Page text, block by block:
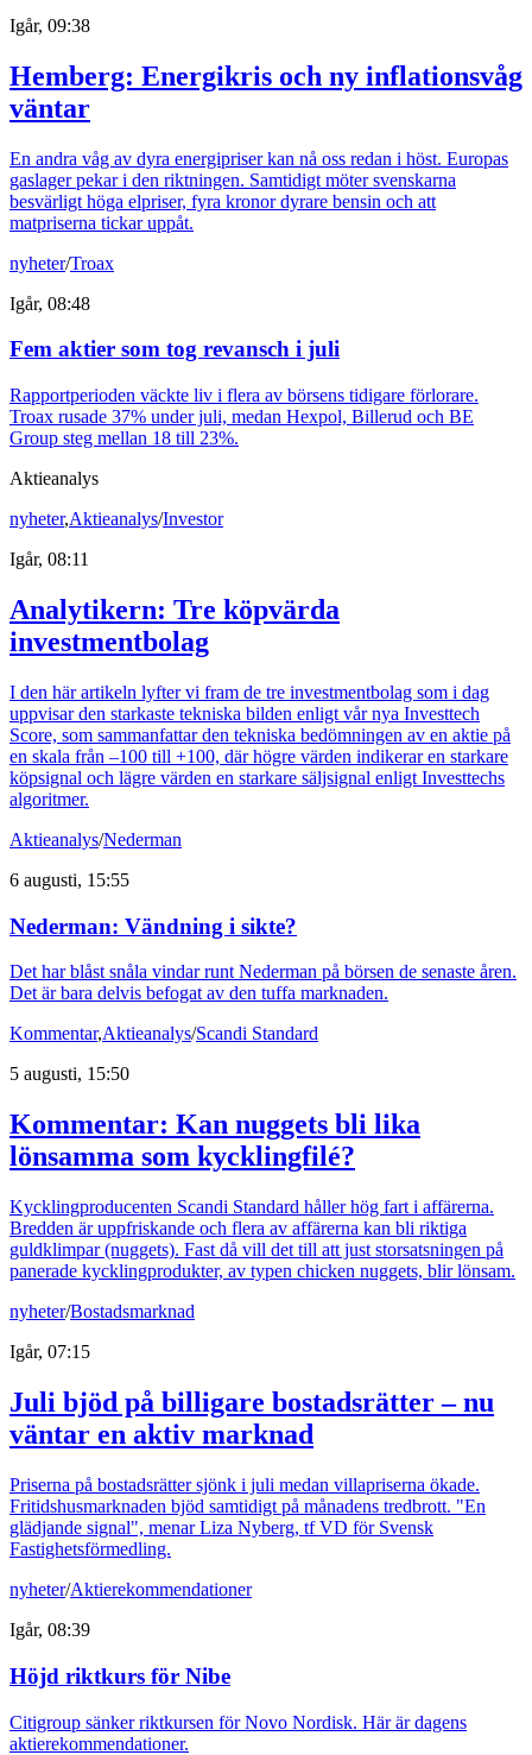
Igår, 09:38
Hemberg: Energikris och ny inflationsvåg
väntar
En andra våg av dyra energipriser kan nå oss redan i höst. Europas
gaslager pekar i den riktningen. Samtidigt möter svenskarna
besvärligt höga elpriser, fyra kronor dyrare bensin och att
matpriserna tickar uppåt.
nyheter/Troax
Igår, 08:48
Fem aktier som tog revansch i juli
Rapportperioden väckte liv i flera av börsens tidigare förlorare.
Troax rusade 37% under juli, medan Hexpol, Billerud och BE
Group steg mellan 18 till 23%.
Aktieanalys
nyheter,Aktieanalys/Investor
Igår, 08:11
Analytikern: Tre köpvärda
investmentbolag
I den här artikeln lyfter vi fram de tre investmentbolag som i dag
uppvisar den starkaste tekniska bilden enligt vår nya Investtech
Score, som sammanfattar den tekniska bedömningen av en aktie på
en skala från –100 till +100, där högre värden indikerar en starkare
köpsignal och lägre värden en starkare säljsignal enligt Investtechs
algoritmer.
Aktieanalys/Nederman
6 augusti, 15:55
Nederman: Vändning i sikte?
Det har blåst snåla vindar runt Nederman på börsen de senaste åren.
Det är bara delvis befogat av den tuffa marknaden.
Kommentar,Aktieanalys/Scandi Standard
5 augusti, 15:50
Kommentar: Kan nuggets bli lika
lönsamma som kycklingfilé?
Kycklingproducenten Scandi Standard håller hög fart i affärerna.
Bredden är uppfriskande och flera av affärerna kan bli riktiga
guldklimpar (nuggets). Fast då vill det till att just storsatsningen på
panerade kycklingprodukter, av typen chicken nuggets, blir lönsam.
nyheter/Bostadsmarknad
Igår, 07:15
Juli bjöd på billigare bostadsrätter – nu
väntar en aktiv marknad
Priserna på bostadsrätter sjönk i juli medan villapriserna ökade.
Fritidshusmarknaden bjöd samtidigt på månadens tredbrott. "En
glädjande signal", menar Liza Nyberg, tf VD för Svensk
Fastighetsförmedling.
nyheter/Aktierekommendationer
Igår, 08:39
Höjd riktkurs för Nibe
Citigroup sänker riktkursen för Novo Nordisk. Här är dagens
aktierekommendationer.